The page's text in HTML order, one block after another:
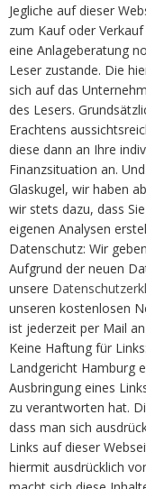
Jegliche auf dieser
zum Kauf oder
eine Anlageberatung
Leser zustande. Die
sich auf das
des Lesers.
Erachtens
diese dann an Ihre
Finanzsituation an.
Glaskugel, wir haben
wir stets dazu, dass
eigenen Analysen
Datenschutz: Wir
Aufgrund der neuen
unsere
unseren kostenlosen
ist jederzeit per Mail
Keine Haftung für
Landgericht Hamburg
Ausbringung eines
zu verantworten hat.
dass man sich
Links auf dieser
hiermit ausdrücklich